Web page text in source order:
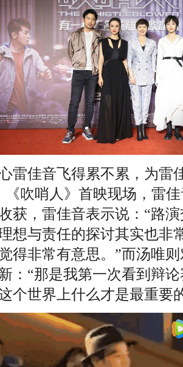
佳音飞得累不累，为雷
《吹哨人》首映现场，雷
获，雷佳音表示说：“路
想与责任的探讨其实也非
得非常有意思。”而汤唯
：“那是我第一次看到辩
个世界上什么才是最重要